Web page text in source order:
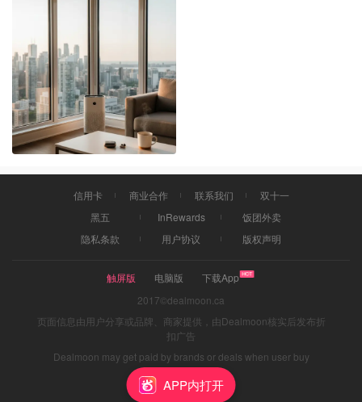
The Well，这些动辄五六十层的玻璃幕墙确实把城市的现代感拉满
段，虽然外观越来越震撼，但内部质量的“骨感”现实却让不少住户头
疼不已。 现在很多新楼盘为了追求所谓的“超感户型”，把面积压缩
到了极致，甚至出现了大量只有四五百尺的“鞋盒单位”。 这种户型
在PPT上看着现代，实际住进去你会发现储物空间极度匮乏。 而且
随着这两年利率波动，不少投资客为了止损，在交付前紧急抛售或
转租，导致很多新楼里的流动人口非常复杂。 如果你最近在考虑入
驻这些热门区域，一定得留意那些超高层建筑的电梯配比，有些楼
层，风噪和邻居的活动声往往比你想象的要大，特别是那些全玻璃
幕墙的单位，夏天像温室，冬天像冰窖，极其依赖中央空调，每月
近水边的网红楼，Airbnb的泛滥已经严重影响了长期租客的居住质
记录反而更有参考价值。 选房的时候，建议在工作日的下午五点去
进出的人群构成。如果一个大楼里全是拖着行李箱的短租客，那么
它的居住舒适度大概率要打个折扣。APP内打开
信用卡 商业合作 联系我们
双十一
黑五
InRewards
饭团外卖
隐私条款
用户协议 版权声明
触屏版 电脑版
下载App
2017©dealmoon.ca
页面信息由用户分享或品牌、商家提供，由Dealmoon核实后发布折
扣广告
Dealmoon may get paid by brands or deals when user buy
through links